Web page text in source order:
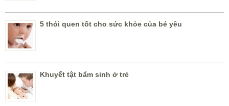
5 thói quen tốt cho sức khỏe của bé yêu
Khuyết tật bẩm sinh ở trẻ